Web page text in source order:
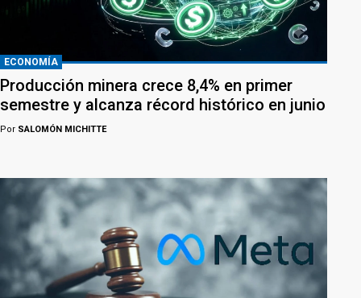
ECONOMÍA
Producción minera crece 8,4% en primer
semestre y alcanza récord histórico en junio
Por SALOMÓN MICHITTE